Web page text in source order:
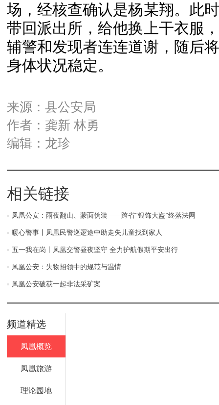
场，经核查确认是杨某翔。此
带回派出所，给他换上干衣服
辅警和发现者连连道谢，随后
身体状况稳定。
来源：县公安局
作者：龚新 林勇
编辑：龙珍
相关链接
凤凰公安：雨夜翻山、蒙面伪装——跨省“银饰大盗”终落法网
暖心警事丨凤凰民警巡逻途中助走失儿童找到家人
五一我在岗丨凤凰交警昼夜坚守 全力护航假期平安出行
凤凰公安：失物招领中的规范与温情
凤凰公安破获一起非法采矿案
频道精选
凤凰概览
凤凰旅游
理论园地